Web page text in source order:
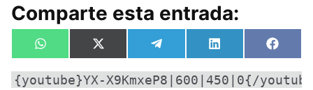
Comparte esta entrada:
Compartir
en
W
h
a
t
Compartir
en
X
(
T
w
Compartir
en
e
l
e
Compartir
en
L
i
n
k
en
F
a
c
e
{youtube}YX-X9KmxeP8|600|450|0{/